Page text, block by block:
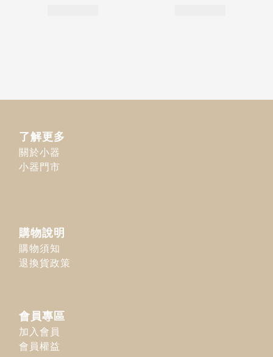
了解更多
關於小器
小器門市
購物說明
購物須知
退換貨政策
會員專區
加入會員
會員權益